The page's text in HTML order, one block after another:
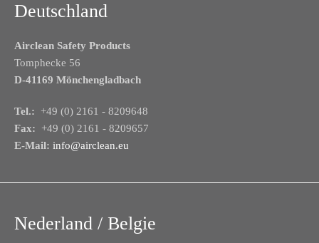
Deutschland
Airclean Safety Products
Tomphecke 56
D-41169 Mönchengladbach
Tel.: +49 (0) 2161 - 8209648
Fax: +49 (0) 2161 - 8209657
E-Mail: info@airclean.eu
Nederland / Belgie